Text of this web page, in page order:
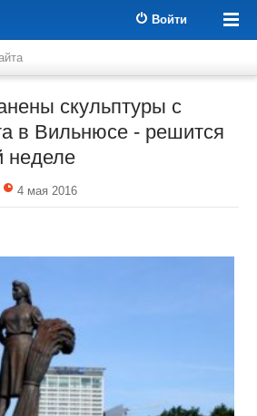
Войти
скульптуры с
в Вильнюсе - решится
неделе
4 мая 2016